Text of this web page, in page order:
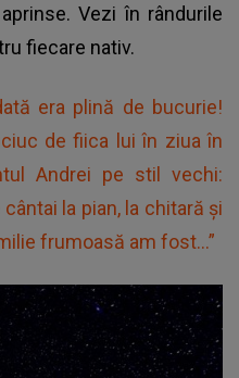
Vezi în rândurile
fiecare nativ.
era plină de bucurie!
de fiica lui în ziua în
Andrei pe stil vechi:
la pian, la chitară și
frumoasă am fost…”